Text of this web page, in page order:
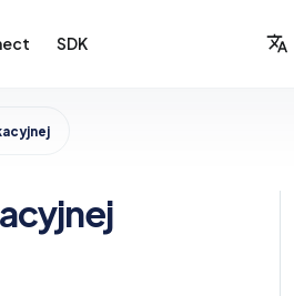
SDK